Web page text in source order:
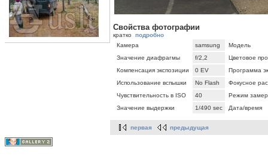
Свойства фотографии
кратко подробно
Камера
samsung
Модель
Значение диафрагмы
f/2,2
Цветовое
Компенсация экспозиции
0 EV
Программа
Использование вспышки
No Flash
Фокусное
Чувствительность в ISO
40
Режим
Значение выдержки
1/490 sec Дата/время
первая предыдущая